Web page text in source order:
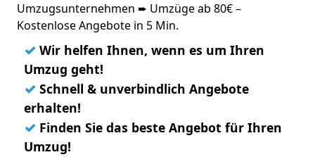
Umzugsunternehmen ➨ Umzüge ab 80€ –
Kostenlose Angebote in 5 Min.
✓ Wir helfen Ihnen, wenn es um Ihren
Umzug geht!
✓ Schnell & unverbindlich Angebote
erhalten!
✓ Finden Sie das beste Angebot für Ihren
Umzug!